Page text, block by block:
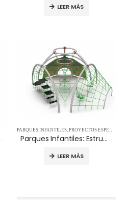
LEER MÁS
PROYECTOS ESPECIALES,REDES Y PIRÁMIDES
PARQUES INFANTILES, PROYECTOS ESPECIALES
Parques Infantiles: Estructura de Escalada Pantheon 3
LEER MÁS